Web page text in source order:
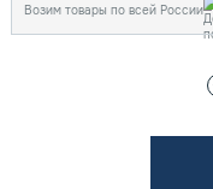
Возим товары по всей России